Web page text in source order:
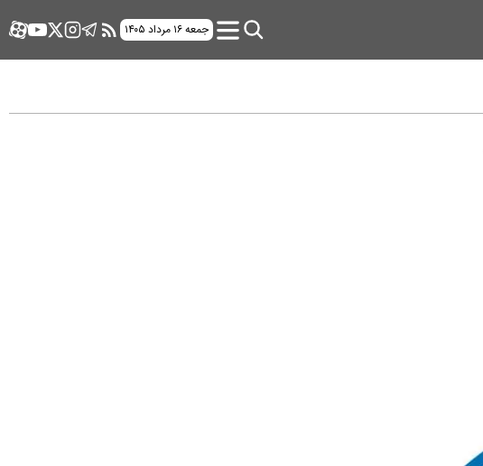
جمعه ۱۶ مرداد ۱۴۰۵